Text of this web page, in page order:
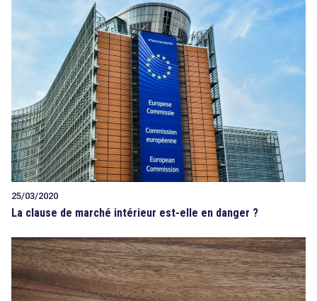
25/03/2020
La clause de marché intérieur est-elle en danger ?